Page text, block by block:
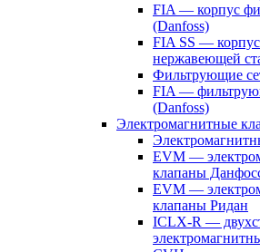
FIA — корпус
(Danfoss)
FIA SS — корпус
нержавеющей
Фильтрующие
FIA —
(Danfoss)
Электромагнитные
EVM —
клапаны
EVM —
клапаны Ридан
ICLX-R —